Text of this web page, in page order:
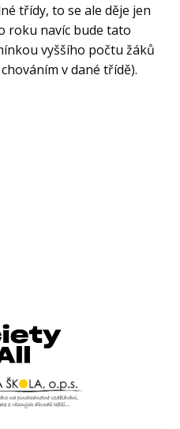
třídy, to se ale děje jen
roku navíc bude tato
vyššího počtu žáků
v dané třídě).